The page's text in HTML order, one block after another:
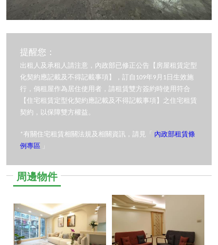
提醒您：
出租人及承租人請注意，內政部已修正公告【房屋租賃定型
化契約應記載及不得記載事項】，訂自109年9月1日生效施
行，倘租屋作為居住使用者，請租賃雙方簽約時使用符合
【住宅租賃定型化契約應記載及不得記載事項】之住宅租賃
契約，以保障雙方權益。
*有關住宅租賃相關法規及相關資訊，請見「 內政部租賃條
例專區 」
周邊物件